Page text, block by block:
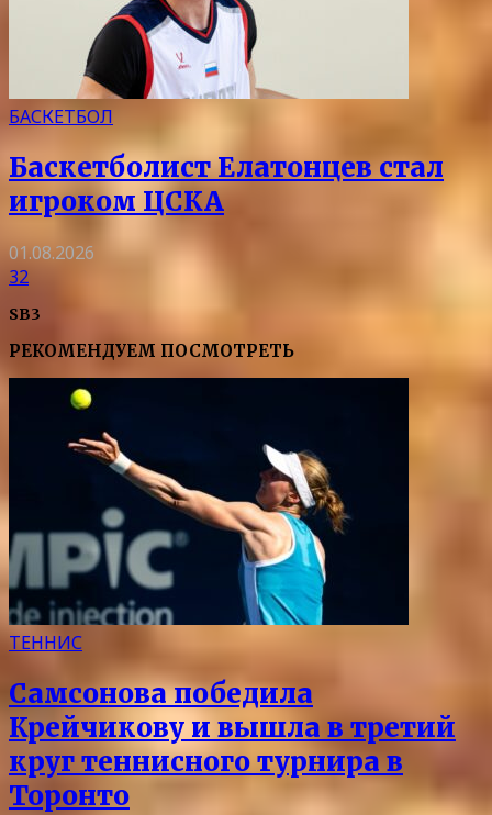
БАСКЕТБОЛ
Баскетболист Елатонцев стал
игроком ЦСКА
01.08.2026
32
SB3
РЕКОМЕНДУЕМ ПОСМОТРЕТЬ
ТЕННИС
Самсонова победила
Крейчикову и вышла в третий
круг теннисного турнира в
Торонто